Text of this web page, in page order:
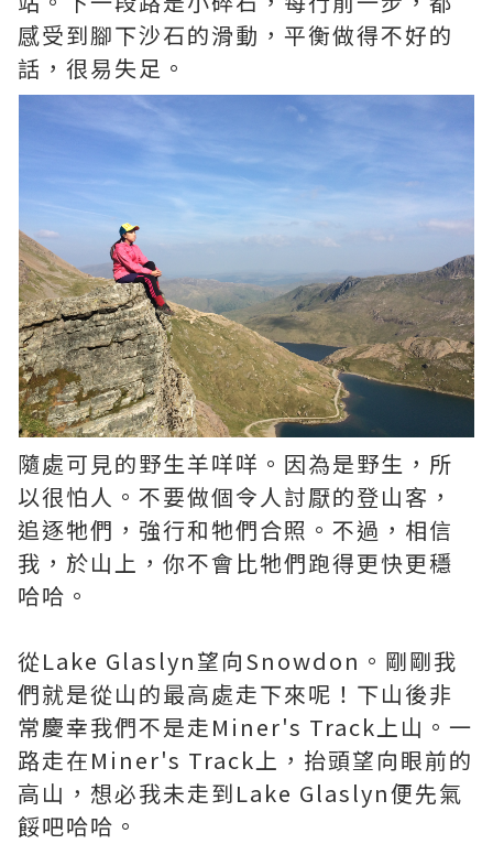
感受到腳下沙石的滑動，平衡做得不好的
話，很易失足。
隨處可見的野生羊咩咩。因為是野生，所
以很怕人。不要做個令人討厭的登山客，
追逐牠們，強行和牠們合照。不過，相信
我，於山上，你不會比牠們跑得更快更穩
哈哈。
從Lake Glaslyn望向Snowdon。剛剛我
們就是從山的最高處走下來呢！下山後非
常慶幸我們不是走Miner's Track上山。一
路走在Miner's Track上，抬頭望向眼前的
高山，想必我未走到Lake Glaslyn便先氣
餒吧哈哈。